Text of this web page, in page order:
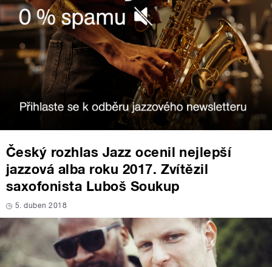
Český rozhlas Jazz ocenil nejlepší
jazzová alba roku 2017. Zvítězil
saxofonista Luboš Soukup
5. duben 2018